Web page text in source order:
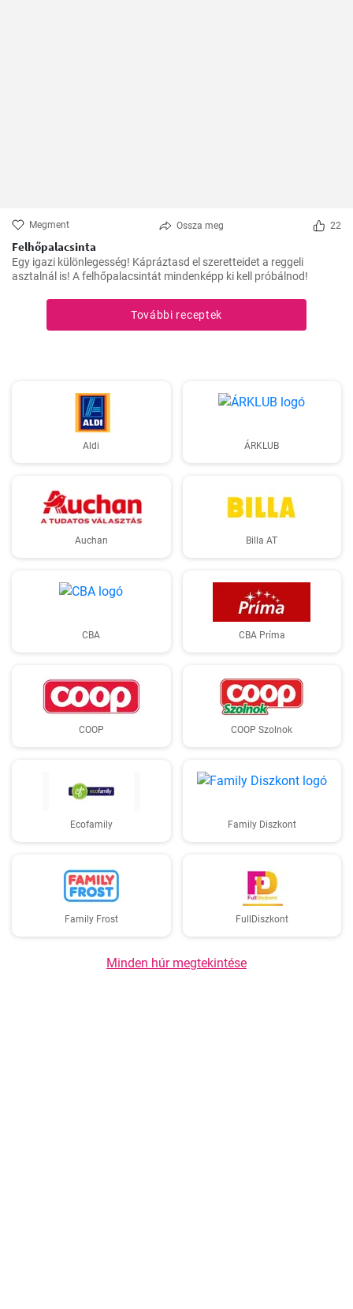
Megment Ossza meg 22
Felhőpalacsinta
Egy igazi különlegesség! Kápráztasd el szeretteidet a reggeli
asztalnál is! A felhőpalacsintát mindenképp ki kell próbálnod!
További receptek
Aldi ÁRKLUB
Auchan Billa AT
CBA CBA Príma
COOP COOP Szolnok
Ecofamily Family Diszkont
Family Frost FullDiszkont
Minden húr megtekintése